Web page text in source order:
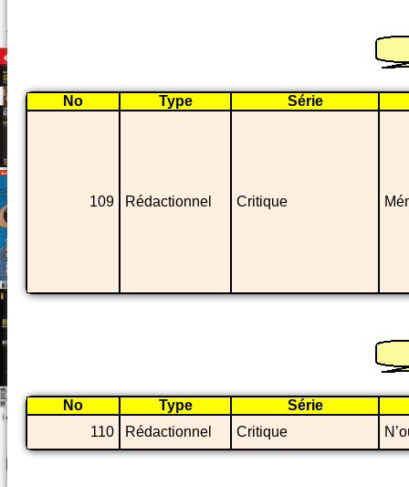
No Type Série
109 Rédactionnel Critique
No Type
Série
110
Rédactionnel Critique